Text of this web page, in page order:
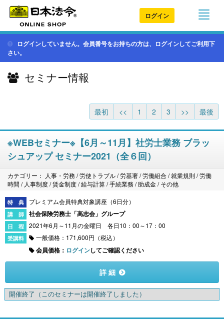
ログイン
ログインしていません。会員番号をお持ちの方は、ログインしてご利用下
さい。
セミナー情報
最初 << 1 2 3 >> 最後
※WEBセミナー※【6月～11月】社労士業務 ブラッ
シュアップ セミナー2021（全６回）
カテゴリー： 人事・労務 / 労使トラブル / 労基署 / 労働組合 / 就業規則 / 労働
時間 / 人事制度 / 賃金制度 / 給与計算 / 手続業務 / 助成金 / その他
プレミアム会員特典対象講座（6日分）
社会保険労務士「高志会」グループ
2021年6月～11月の金曜日 各日10：00～17：00
一般価格：171,600円（税込）
会員価格： ログインしてご確認ください
詳 細
開催終了 （このセミナーは開催終了しました）